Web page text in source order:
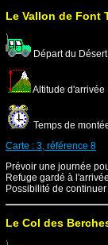
Le Vallon de Font
Départ du
Altitude d'arrivée
Temps de
Carte : 3, référence 8
Prévoir une journée
Refuge gardé à
Possibilité de
Le Col des